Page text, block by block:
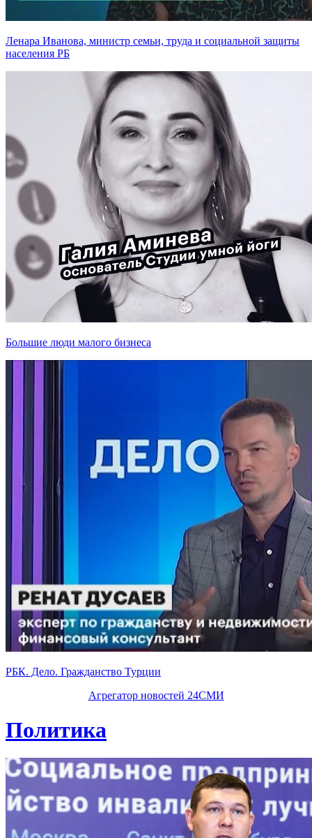
Ленара Иванова, министр семьи, труда и социальной защиты
населения РБ
Большие люди малого бизнеса
РБК. Дело. Гражданство Турции
Агрегатор новостей 24СМИ
Политика